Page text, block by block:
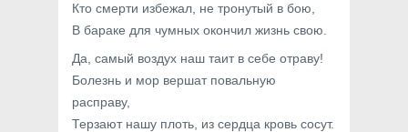
Кто смерти избежал, не тронутый в бою,
В бараке для чумных окончил жизнь свою.
Да, самый воздух наш таит в себе отраву!
Болезнь и мор вершат повальную
расправу,
Терзают нашу плоть, из сердца кровь сосут.